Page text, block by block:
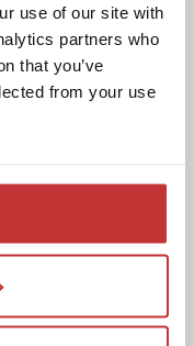
use of our site with
partners who
that you’ve
from your use